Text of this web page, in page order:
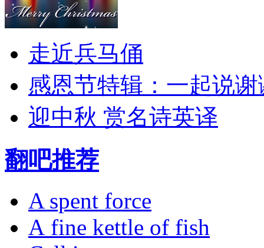
走近兵马俑
感恩节特辑：一起说谢
迎中秋 赏名诗英译
翻吧推荐
A spent force
A fine kettle of fish